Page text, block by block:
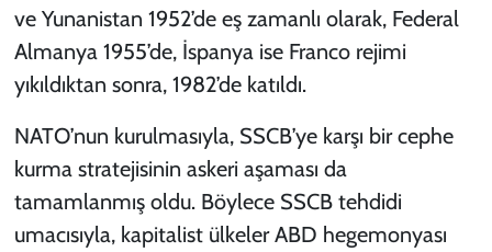
ve Yunanistan 1952’de eş zamanlı olarak, Federal
Almanya 1955’de, İspanya ise Franco rejimi
yıkıldıktan sonra, 1982’de katıldı.
NATO’nun kurulmasıyla, SSCB’ye karşı bir cephe
kurma stratejisinin askeri aşaması da
tamamlanmış oldu. Böylece SSCB tehdidi
umacısıyla, kapitalist ülkeler ABD hegemonyası